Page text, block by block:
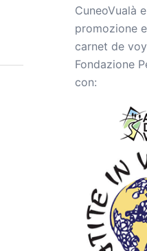
CuneoVualà
promozione
carnet de
Fondazione
con: